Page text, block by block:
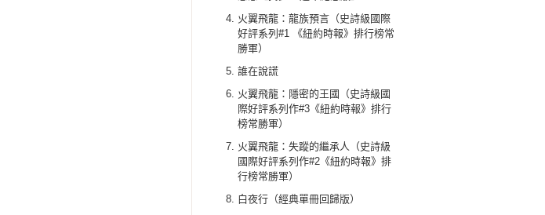
火翼飛龍：龍族預言（史詩級國際
好評系列#1 《紐約時報》排行榜常
勝軍）
誰在說謊
火翼飛龍：隱密的王國（史詩級國
際好評系列作#3《紐約時報》排行
榜常勝軍）
火翼飛龍：失蹤的繼承人（史詩級
國際好評系列作#2《紐約時報》排
行榜常勝軍）
白夜行（經典單冊回歸版）